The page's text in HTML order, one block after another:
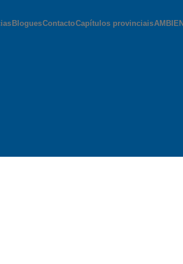
BloguesContactoCapítulos provinciais